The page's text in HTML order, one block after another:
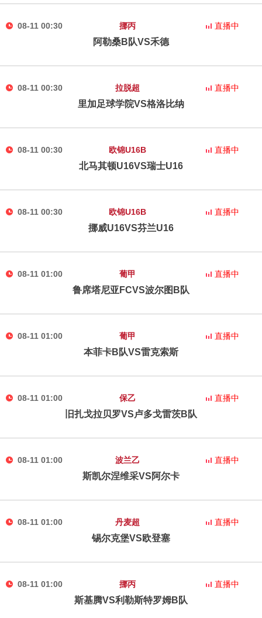
08-11 00:30 挪丙
阿勒桑B队VS禾德
直播中
08-11 00:30 拉脱超
里加足球学院VS格洛比纳
直播中
08-11 00:30 欧锦U16B
北马其顿U16VS瑞士U16
直播中
08-11 00:30 欧锦U16B
挪威U16VS芬兰U16
直播中
08-11 01:00 葡甲
鲁席塔尼亚FCVS波尔图B队
直播中
08-11 01:00 葡甲
本菲卡B队VS雷克索斯
直播中
08-11 01:00 保乙
旧扎戈拉贝罗VS卢多戈雷茨B队
直播中
08-11 01:00 波兰乙
斯凯尔涅维采VS阿尔卡
直播中
08-11 01:00 丹麦超
锡尔克堡VS欧登塞
直播中
08-11 01:00 挪丙
斯基腾VS利勒斯特罗姆B队
直播中